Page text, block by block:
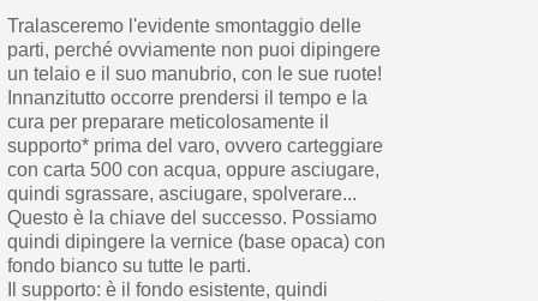
Tralasceremo l'evidente smontaggio delle
parti, perché ovviamente non puoi dipingere
un telaio e il suo manubrio, con le sue ruote!
Innanzitutto occorre prendersi il tempo e la
cura per preparare meticolosamente il
supporto* prima del varo, ovvero carteggiare
con carta 500 con acqua, oppure asciugare,
quindi sgrassare, asciugare, spolverare...
Questo è la chiave del successo. Possiamo
quindi dipingere la vernice (base opaca) con
fondo bianco su tutte le parti.
Il supporto: è il fondo esistente, quindi